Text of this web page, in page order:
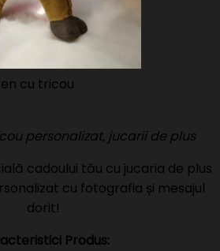
cu tricou
personalizat, jucarii de plus
cadoului tău cu jucaria de plus
cu fotografia și mesajul
dorit!
Produs: